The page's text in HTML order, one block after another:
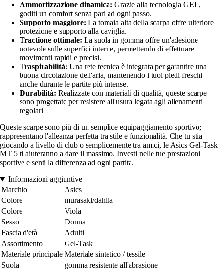
Ammortizzazione dinamica: Grazie alla tecnologia GEL,
goditi un comfort senza pari ad ogni passo.
Supporto maggiore: La tomaia alta della scarpa offre ulteriore
protezione e supporto alla caviglia.
Tractione ottimale: La suola in gomma offre un'adesione
notevole sulle superfici interne, permettendo di effettuare
movimenti rapidi e precisi.
Traspirabilità: Una rete tecnica è integrata per garantire una
buona circolazione dell'aria, mantenendo i tuoi piedi freschi
anche durante le partite più intense.
Durabilità: Realizzate con materiali di qualità, queste scarpe
sono progettate per resistere all'usura legata agli allenamenti
regolari.
Queste scarpe sono più di un semplice equipaggiamento sportivo;
rappresentano l'alleanza perfetta tra stile e funzionalità. Che tu stia
giocando a livello di club o semplicemente tra amici, le Asics Gel-Task
MT 5 ti aiuteranno a dare il massimo. Investi nelle tue prestazioni
sportive e senti la differenza ad ogni partita.
Informazioni aggiuntive
Marchio
Asics
Colore
murasaki/dahlia
Colore
Viola
Sesso
Donna
Fascia d'età
Adulti
Assortimento
Gel-Task
Materiale principale Materiale sintetico / tessile
Suola
gomma resistente all'abrasione